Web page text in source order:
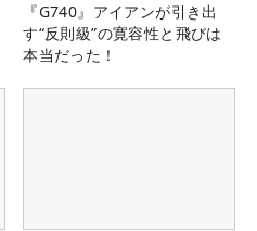
『G740』アイアンが引き出
す“反則級”の寛容性と飛びは
本当だった！